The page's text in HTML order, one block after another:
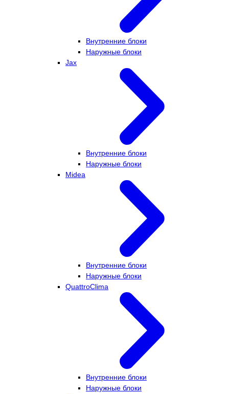
Внутренние блоки
Наружные блоки
Jax
Внутренние блоки
Наружные блоки
Midea
Внутренние блоки
Наружные блоки
QuattroClima
Внутренние блоки
Наружные блоки